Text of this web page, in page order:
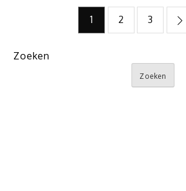
Berichten
paginering
1 2 3
Zoeken
Zoeken